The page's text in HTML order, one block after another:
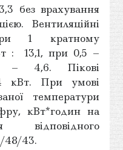
без врахування
Вентиляційні
1 кратному
: 13,1, при 0,5 –
4,6. Пікові
кВт. При умові
температури
кВт*годин на
48/43.